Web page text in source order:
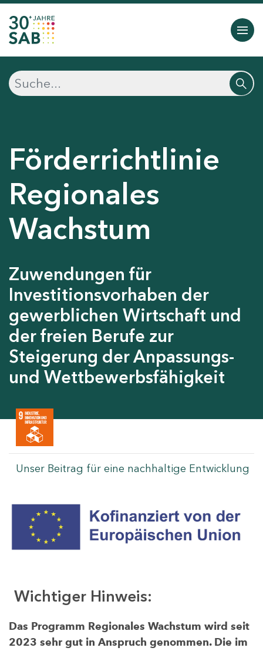
Förderrichtlinie
Regionales
Wachstum
Zuwendungen für
Investitionsvorhaben der
gewerblichen Wirtschaft und
der freien Berufe zur
Steigerung der Anpassungs-
und Wettbewerbsfähigkeit
Unser Beitrag für eine nachhaltige Entwicklung
Wichtiger Hinweis:
Das Programm Regionales Wachstum wird seit
2023 sehr gut in Anspruch genommen. Die im